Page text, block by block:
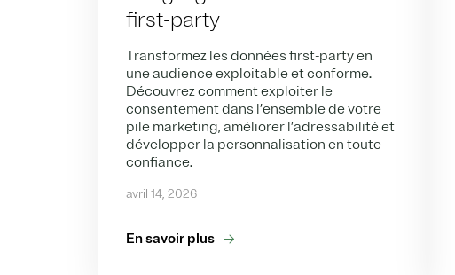
first-party
Transformez les données first-party en
une audience exploitable et conforme.
Découvrez comment exploiter le
consentement dans l’ensemble de votre
pile marketing, améliorer l’adressabilité et
développer la personnalisation en toute
confiance.
avril 14, 2026
En savoir plus